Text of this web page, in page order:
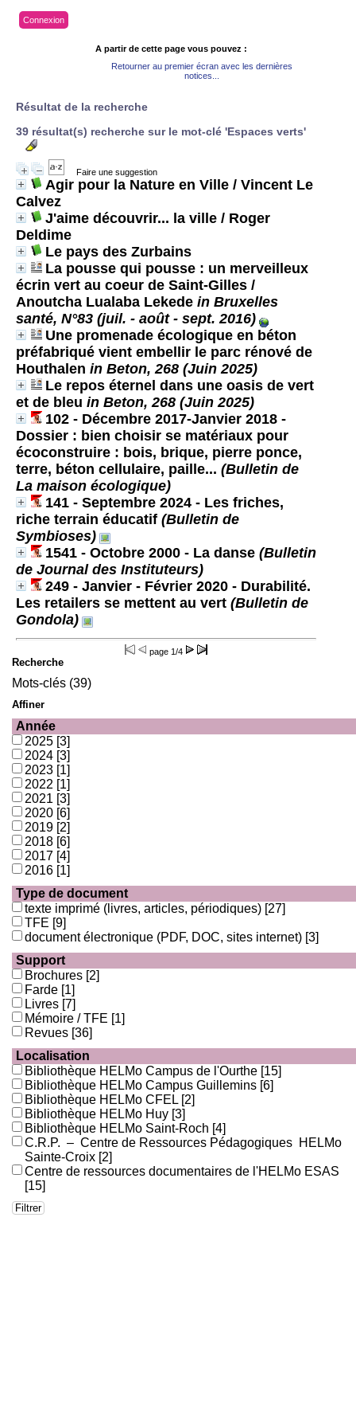
Connexion
A partir de cette page vous pouvez :
Retourner au premier écran avec les dernières
notices...
Résultat de la recherche
39 résultat(s) recherche sur le mot-clé 'Espaces verts'
Faire une suggestion
Agir pour la Nature en Ville / Vincent Le
Calvez
J'aime découvrir... la ville / Roger
Deldime
Le pays des Zurbains
La pousse qui pousse : un merveilleux
écrin vert au coeur de Saint-Gilles /
Anoutcha Lualaba Lekede in Bruxelles
santé, N°83 (juil. - août - sept. 2016)
Une promenade écologique en béton
préfabriqué vient embellir le parc rénové de
Houthalen in Beton, 268 (Juin 2025)
Le repos éternel dans une oasis de vert
et de bleu in Beton, 268 (Juin 2025)
102 - Décembre 2017-Janvier 2018 -
Dossier : bien choisir se matériaux pour
écoconstruire : bois, brique, pierre ponce,
terre, béton cellulaire, paille... (Bulletin de
La maison écologique)
141 - Septembre 2024 - Les friches,
riche terrain éducatif (Bulletin de
Symbioses)
1541 - Octobre 2000 - La danse (Bulletin
de Journal des Instituteurs)
249 - Janvier - Février 2020 - Durabilité.
Les retailers se mettent au vert (Bulletin de
Gondola)
page 1/4
Recherche
Mots-clés (39)
Affiner
Année
2025 [3]
2024 [3]
2023 [1]
2022 [1]
2021 [3]
2020 [6]
2019 [2]
2018 [6]
2017 [4]
2016 [1]
Type de document
texte imprimé (livres, articles, périodiques) [27]
TFE [9]
document électronique (PDF, DOC, sites internet) [3]
Support
Brochures [2]
Farde [1]
Livres [7]
Mémoire / TFE [1]
Revues [36]
Localisation
Bibliothèque HELMo Campus de l'Ourthe [15]
Bibliothèque HELMo Campus Guillemins [6]
Bibliothèque HELMo CFEL [2]
Bibliothèque HELMo Huy [3]
Bibliothèque HELMo Saint-Roch [4]
C.R.P. – Centre de Ressources Pédagogiques HELMo
Sainte-Croix [2]
Centre de ressources documentaires de l'HELMo ESAS
[15]